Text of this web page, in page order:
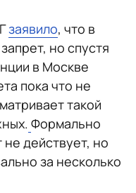
заявило, что в
но спустя
в Москве
пока что не
такой
Формально
действует, но
за несколько